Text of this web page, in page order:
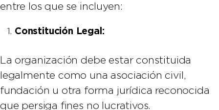
entre los que se incluyen:
Constitución Legal:
La organización debe estar constituida
legalmente como una asociación civil,
fundación u otra forma jurídica reconocida
que persiga fines no lucrativos.